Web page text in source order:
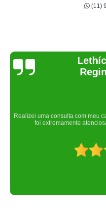
(11)
Joelma
Um lugar maravilhoso. Sempre